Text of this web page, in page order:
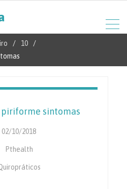
10
piriforme sintomas
02/10/2018
Pthealth